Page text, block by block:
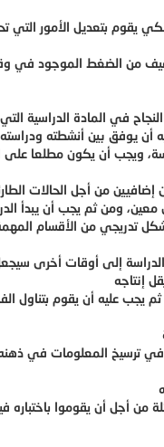
ويجب أن يكون مطلعا
تدريجي من الأقسام
إلى أوقات أخرى
يجب عليه أن يقوم بتناول
ترسيخ المعلومات في ذهنه